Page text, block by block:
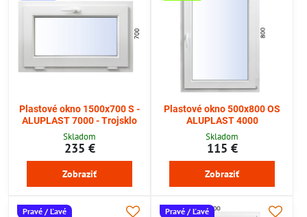
Plastové okno 1500x700 S -
ALUPLAST 7000 - Trojsklo
Skladom
235 €
Zobraziť
Plastové okno 500x800 OS
ALUPLAST 4000
Skladom
115 €
Zobraziť
Pravé / Ľavé
Pravé / Ľavé